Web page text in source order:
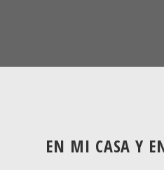
EN MI CASA Y